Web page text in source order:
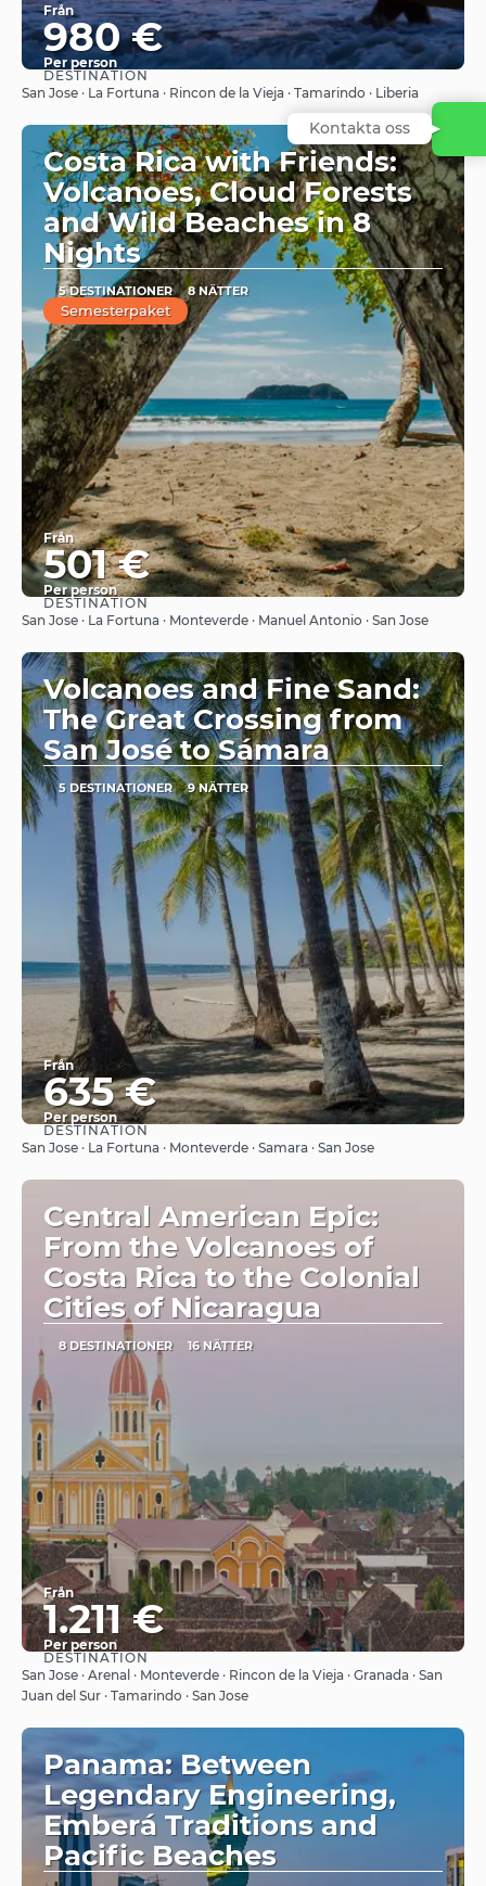
Från
980 €
Per person
Se
DESTINATION
San Jose · La Fortuna · Rincon de la Vieja · Tamarindo · Liberia
Costa Rica with Friends:
Volcanoes, Cloud Forests
and Wild Beaches in 8
Nights
5 DESTINATIONER 8 NÄTTER
Semesterpaket
Från
501 €
Per person
Se
DESTINATION
San Jose · La Fortuna · Monteverde · Manuel Antonio · San Jose
Volcanoes and Fine Sand:
The Great Crossing from
San José to Sámara
5 DESTINATIONER 9 NÄTTER
Från
635 €
Per person
Se
DESTINATION
San Jose · La Fortuna · Monteverde · Samara · San Jose
Central American Epic:
From the Volcanoes of
Costa Rica to the Colonial
Cities of Nicaragua
8 DESTINATIONER 16 NÄTTER
Från
1.211 €
Per person
Se
DESTINATION
San Jose · Arenal · Monteverde · Rincon de la Vieja · Granada · San
Juan del Sur · Tamarindo · San Jose
Panama: Between
Legendary Engineering,
Emberá Traditions and
Pacific Beaches
Kontakta oss